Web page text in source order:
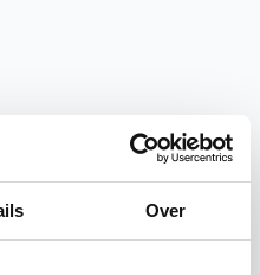
Over
là pour vous
pour la mise en place